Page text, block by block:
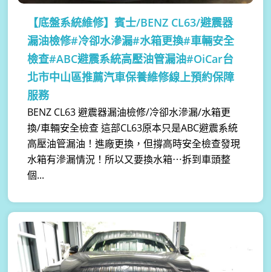
【底盤系統維修】賓士/BENZ CL63/避震器
漏油檢修#冷卻水滲漏#水箱更換#車輛安全
檢查#ABC避震系統高壓油管漏油#OiCar台
北市中山區推薦汽車保養維修線上預約保障
服務
BENZ CL63 避震器漏油檢修/冷卻水滲漏/水箱更
換/車輛安全檢查 這部CL63原本只是ABC避震系統
高壓油管漏油！進廠更換，但撐高時安全檢查發現
水箱有滲漏情況！所以又要換水箱⋯拆到車頭整
個...